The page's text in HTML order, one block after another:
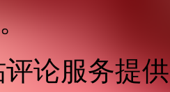
论服务提